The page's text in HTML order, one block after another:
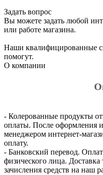
Задать вопрос
Вы можете задать любой
или работе магазина.
Наши квалифицированные
помогут.
О компании
- Колерованные продукты
оплаты. После оформления
менеджером интернет-
оплату.
- Банковский перевод.
физического лица. Доставка
зачисления средств на наш